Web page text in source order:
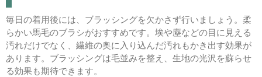
毎日の着用後には、ブラッシングを欠かさず行いましょう。柔
らかい馬毛のブラシがおすすめです。埃や塵などの目に見える
汚れだけでなく、繊維の奥に入り込んだ汚れもかき出す効果が
あります。ブラッシングは毛並みを整え、生地の光沢を蘇らせ
る効果も期待できます。